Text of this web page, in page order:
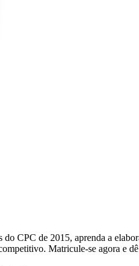
CPC de 2015, aprenda a
Matricule-se agora e